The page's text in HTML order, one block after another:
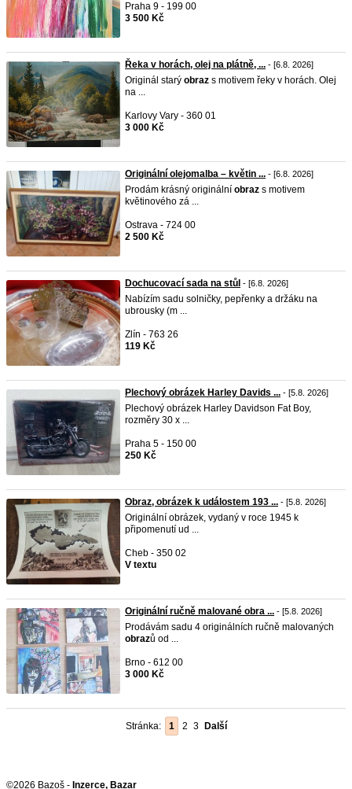
Praha 9 - 199 00
3 500 Kč
Řeka v horách, olej na plátně, ... - [6.8. 2026]
Originál starý obraz s motivem řeky v horách. Olej
na ...
Karlovy Vary - 360 01
3 000 Kč
Originální olejomalba – květin ... - [6.8. 2026]
Prodám krásný originální obraz s motivem
květinového zá ...
Ostrava - 724 00
2 500 Kč
Dochucovací sada na stůl - [6.8. 2026]
Nabízím sadu solničky, pepřenky a držáku na
ubrousky (m ...
Zlín - 763 26
119 Kč
Plechový obrázek Harley Davids ... - [5.8. 2026]
Plechový obrázek Harley Davidson Fat Boy,
rozměry 30 x ...
Praha 5 - 150 00
250 Kč
Obraz, obrázek k událostem 193 ... - [5.8. 2026]
Originální obrázek, vydaný v roce 1945 k
připomenutí ud ...
Cheb - 350 02
V textu
Originální ručně malované obra ... - [5.8. 2026]
Prodávám sadu 4 originálních ručně malovaných
obrazů od ...
Brno - 612 00
3 000 Kč
Stránka: 1 2 3 Další
©2026 Bazoš - Inzerce, Bazar